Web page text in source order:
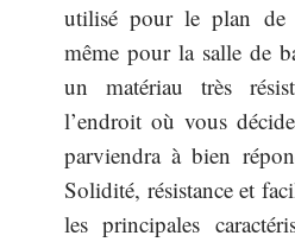
utilisé pour le plan de
même pour la salle de
un matériau très
l’endroit où vous
parviendra à bien
Solidité, résistance et
les principales